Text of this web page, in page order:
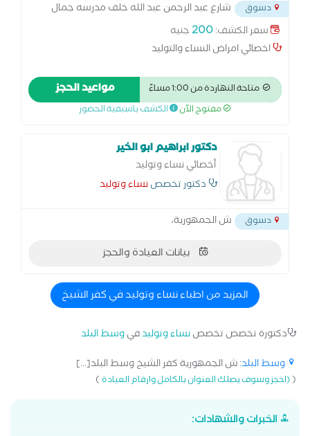
دسوق
شارع عبد الرحمن عبد الله خلف مدرسه جمال
عبد الناصر المرور الجديد دسوق
سعر الكشف:200جنيه
اخصائي امراض النساء والتوليد
متاحة النهاردة من 1:00 مساءً مواعيد الحجز
مفتوح الآن الكشف باسبقية الحضور
دكتور ابراهيم ابو الخير
أخصائي نساء وتوليد
دكتور تخصصنساء وتوليد
دسوق ش الجمهورية،
بيانات العيادة والحجز
المزيد من اطباء نساء وتوليد في كفر الشيخ
دكتورة تخصص تخصصنساء وتوليدفيوسط البلد
وسط البلد: ش الجمهورية كفر الشيخ وسط البلد[...]
((احجز وسوف يصلك العنوان بالكامل وارقام العيادة)
الخبرات والشهادات: